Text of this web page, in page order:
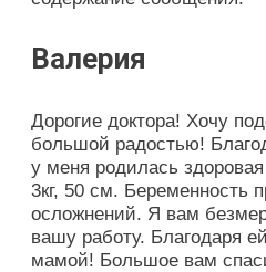
Валерия
Дорогие доктора! Хочу
большой радостью!
у меня родилась
3кг, 50 см. Беременность
осложнений. Я вам
вашу работу. Благодаря
мамой! Большое вам